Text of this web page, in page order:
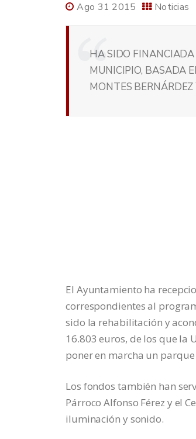
Ago 31 2015 Noticias
HA SIDO FINANCIADA
MUNICIPIO, BASADA
MONTES
El Ayuntamiento ha
correspondientes al
sido la rehabilitación y
16.803 euros, de los que la
poner en marcha un
Los fondos también han
Párroco Alfonso Férez y el
iluminación y sonido.